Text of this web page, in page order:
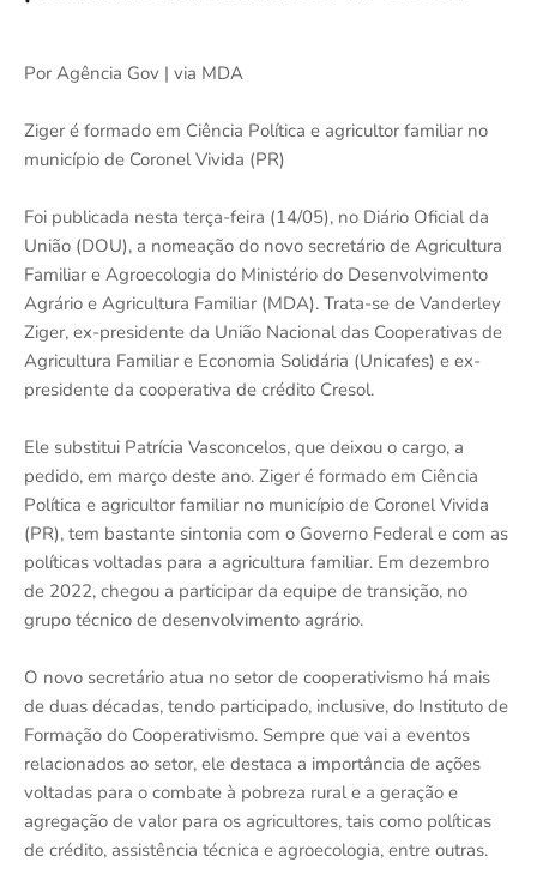
Por Agência Gov | via MDA
Ziger é formado em Ciência Política e agricultor familiar no
município de Coronel Vivida (PR)
Foi publicada nesta terça-feira (14/05), no Diário Oficial da
União (DOU), a nomeação do novo secretário de Agricultura
Familiar e Agroecologia do Ministério do Desenvolvimento
Agrário e Agricultura Familiar (MDA). Trata-se de Vanderley
Ziger, ex-presidente da União Nacional das Cooperativas de
Agricultura Familiar e Economia Solidária (Unicafes) e ex-
presidente da cooperativa de crédito Cresol.
Ele substitui Patrícia Vasconcelos, que deixou o cargo, a
pedido, em março deste ano. Ziger é formado em Ciência
Política e agricultor familiar no município de Coronel Vivida
(PR), tem bastante sintonia com o Governo Federal e com as
políticas voltadas para a agricultura familiar. Em dezembro
de 2022, chegou a participar da equipe de transição, no
grupo técnico de desenvolvimento agrário.
O novo secretário atua no setor de cooperativismo há mais
de duas décadas, tendo participado, inclusive, do Instituto de
Formação do Cooperativismo. Sempre que vai a eventos
relacionados ao setor, ele destaca a importância de ações
voltadas para o combate à pobreza rural e a geração e
agregação de valor para os agricultores, tais como políticas
de crédito, assistência técnica e agroecologia, entre outras.